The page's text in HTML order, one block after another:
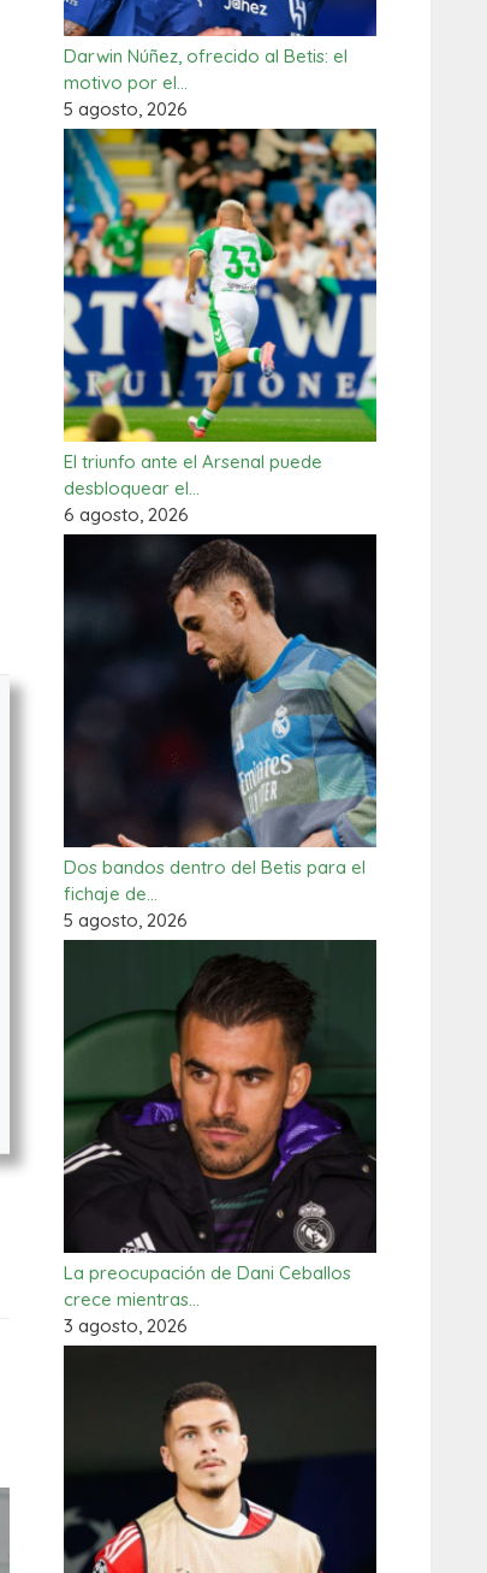
Darwin Núñez, ofrecido al Betis: el
motivo por el…
5 agosto, 2026
El triunfo ante el Arsenal puede
desbloquear el…
6 agosto, 2026
Dos bandos dentro del Betis para el
fichaje de…
5 agosto, 2026
La preocupación de Dani Ceballos
crece mientras…
3 agosto, 2026